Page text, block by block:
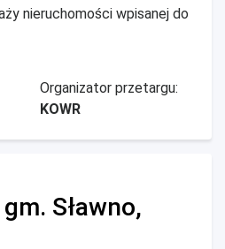
nieruchomości wpisanej do
Organizator przetargu:
KOWR
Sławno,